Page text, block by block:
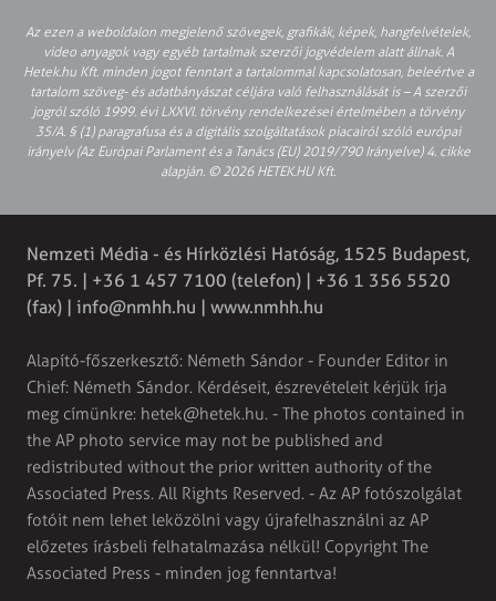
Az ezen a weboldalon megjelenő szövegek, grafikák, képek, hangfelvételek,
video anyagok vagy egyéb tartalmak szerzői jogvédelem alatt állnak. A
Hetek.hu Kft. minden jogot fenntart a tartalommal kapcsolatosan, beleértve a
tartalom szöveg- és adatbányászat céljára való felhasználását is – A szerzői
jogról szóló 1999. évi LXXVI. törvény rendelkezései értelmében a törvény
35/A. § (1) paragrafusa és a digitális szolgáltatások piacairól szóló európai
irányelv (Az Európai Parlament és a Tanács (EU) 2019/790 Irányelve) 4. cikke
alapján. © 2026 HETEK.HU Kft.
Nemzeti Média - és Hírközlési Hatóság, 1525 Budapest,
Pf. 75. | +36 1 457 7100 (telefon) | +36 1 356 5520
(fax) | info@nmhh.hu | www.nmhh.hu
Alapító-főszerkesztő: Németh Sándor - Founder Editor in
Chief: Németh Sándor. Kérdéseit, észrevételeit kérjük írja
meg címünkre: hetek@hetek.hu. - The photos contained in
the AP photo service may not be published and
redistributed without the prior written authority of the
Associated Press. All Rights Reserved. - Az AP fotószolgálat
fotóit nem lehet leközölni vagy újrafelhasználni az AP
előzetes írásbeli felhatalmazása nélkül! Copyright The
Associated Press - minden jog fenntartva!